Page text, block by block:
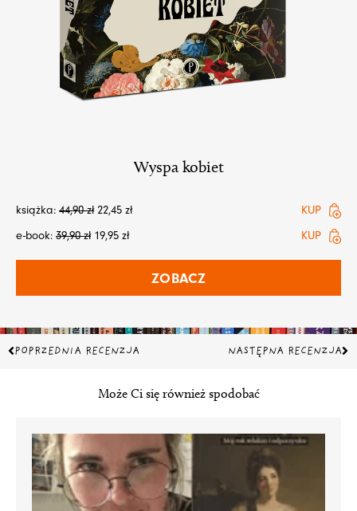
Wyspa kobiet
książka: 44,90zł 22,45 zł
KUP
e-book: 39,90zł 19,95 zł KUP
ZOBACZ
Prev
POPRZEDNIA RECENZJA NASTĘPNA RECENZJA
Może Ci się również spodobać